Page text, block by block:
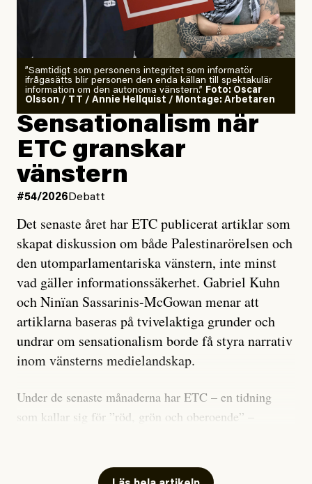
”Samtidigt som personens integritet som informatör
ifrågasätts blir personen den enda källan till spektakulär
information om den autonoma vänstern.” Foto: Oscar
Olsson / TT / Annie Hellquist / Montage: Arbetaren
Sensationalism när
ETC granskar
vänstern
#54/2026 Debatt
Det senaste året har ETC publicerat artiklar som
skapat diskussion om både Palestinarörelsen och
den utomparlamentariska vänstern, inte minst
vad gäller informationssäkerhet. Gabriel Kuhn
och Ninïan Sassarinis-McGowan menar att
artiklarna baseras på tvivelaktiga grunder och
undrar om sensationalism borde få styra narrativ
inom vänsterns medielandskap.
Under de senaste månaderna har ETC – en tidning
som kallar sig för ”röd, grön och oberoende” –
skriver för? Vad betyder det att vara en ”röd, grön och